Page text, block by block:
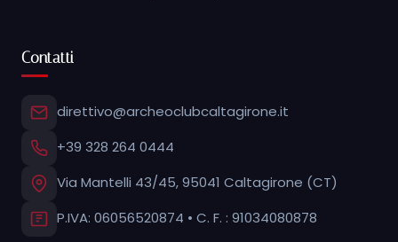
Contatti
direttivo@archeoclubcaltagirone.it
+39 328 264 0444
Via Mantelli 43/45, 95041 Caltagirone (CT)
P.IVA: 06056520874 • C. F. : 91034080878